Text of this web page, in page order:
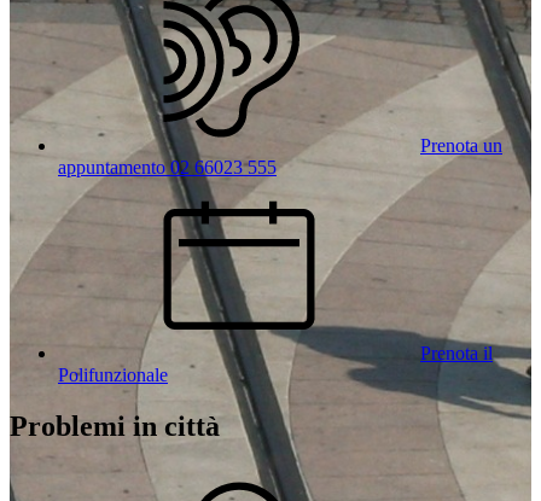
Prenota un
appuntamento 02 66023 555
Prenota il
Polifunzionale
Problemi in città